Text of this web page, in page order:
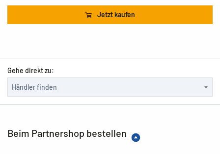
Jetzt kaufen
Gehe direkt zu:
Beim Partnershop bestellen